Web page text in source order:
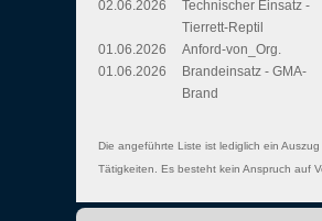
02.06.2026
Technischer Einsatz -
Tierrett-Reptil
01.06.2026
Anford-von_Org.
01.06.2026
Brandeinsatz - GMA-
Brand
Die angeführte Liste ist lediglich ein
Tätigkeiten. Es besteht kein Anspruch auf